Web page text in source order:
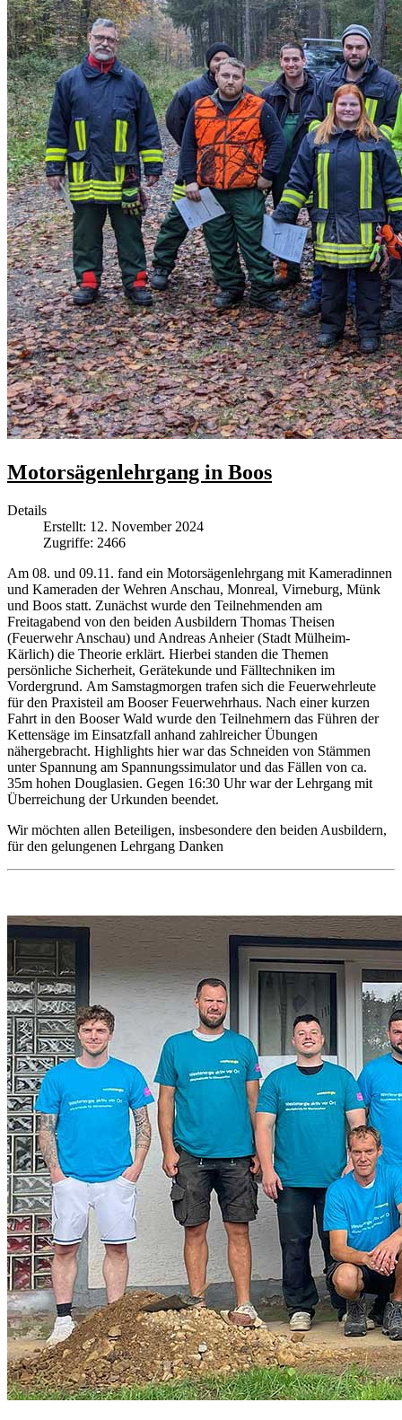
Motorsägenlehrgang in Boos
Details
Erstellt: 12. November 2024
Zugriffe: 2466
Am 08. und 09.11. fand ein Motorsägenlehrgang mit Kameradinnen
und Kameraden der Wehren Anschau, Monreal, Virneburg, Münk
und Boos statt. Zunächst wurde den Teilnehmenden am
Freitagabend von den beiden Ausbildern Thomas Theisen
(Feuerwehr Anschau) und Andreas Anheier (Stadt Mülheim-
Kärlich) die Theorie erklärt. Hierbei standen die Themen
persönliche Sicherheit, Gerätekunde und Fälltechniken im
Vordergrund. Am Samstagmorgen trafen sich die Feuerwehrleute
für den Praxisteil am Booser Feuerwehrhaus. Nach einer kurzen
Fahrt in den Booser Wald wurde den Teilnehmern das Führen der
Kettensäge im Einsatzfall anhand zahlreicher Übungen
nähergebracht. Highlights hier war das Schneiden von Stämmen
unter Spannung am Spannungssimulator und das Fällen von ca.
35m hohen Douglasien. Gegen 16:30 Uhr war der Lehrgang mit
Überreichung der Urkunden beendet.
Wir möchten allen Beteiligen, insbesondere den beiden Ausbildern,
für den gelungenen Lehrgang Danken